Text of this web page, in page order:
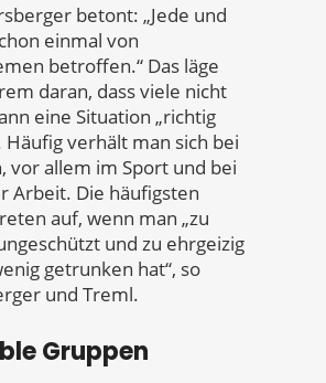
betont: „Jede und
einmal von
betroffen.“ Das läge
daran, dass viele nicht
eine Situation „richtig
Häufig verhält man sich bei
vor allem im Sport und bei
Arbeit. Die häufigsten
auf, wenn man „zu
und zu ehrgeizig
getrunken hat“, so
und Treml.
Gruppen